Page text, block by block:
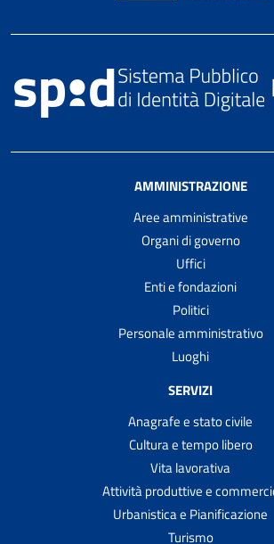
AMMINISTRAZIONE
Aree amministrative
Organi di governo
Uffici
Enti e fondazioni
Politici
Personale amministrativo
Luoghi
SERVIZI
Anagrafe e stato civile
Cultura e tempo libero
Vita lavorativa
Attività produttive e
Urbanistica e Pianificazione
Turismo